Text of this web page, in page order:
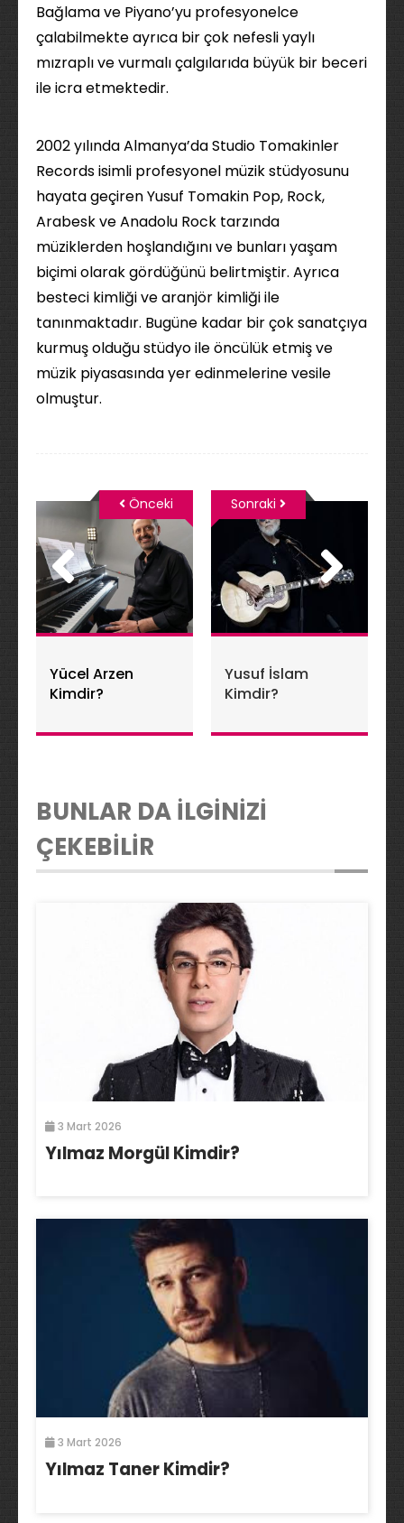
Bağlama ve Piyano’yu profesyonelce
çalabilmekte ayrıca bir çok nefesli yaylı
mızraplı ve vurmalı çalgılarıda büyük bir beceri
ile icra etmektedir.
2002 yılında Almanya’da Studio Tomakinler
Records isimli profesyonel müzik stüdyosunu
hayata geçiren Yusuf Tomakin Pop, Rock,
Arabesk ve Anadolu Rock tarzında
müziklerden hoşlandığını ve bunları yaşam
biçimi olarak gördüğünü belirtmiştir. Ayrıca
besteci kimliği ve aranjör kimliği ile
tanınmaktadır. Bugüne kadar bir çok sanatçıya
kurmuş olduğu stüdyo ile öncülük etmiş ve
müzik piyasasında yer edinmelerine vesile
olmuştur.
Yücel Arzen
Kimdir?
Önceki
Yusuf İslam
Kimdir?
Sonraki
BUNLAR DA İLGİNİZİ
ÇEKEBİLİR
3 Mart 2026
Yılmaz Morgül Kimdir?
3 Mart 2026
Yılmaz Taner Kimdir?